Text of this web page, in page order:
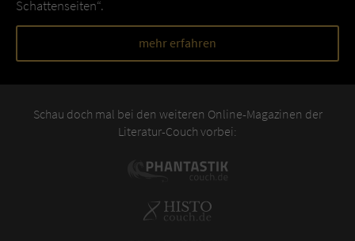
Schattenseiten“.
mehr erfahren
Schau doch mal bei den weiteren Online-Magazinen der
Literatur-Couch vorbei: